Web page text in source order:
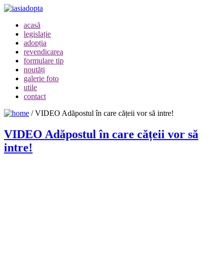
acasă
legislație
adopția
revendicarea
formulare tip
noutăți
galerie foto
utile
contact
/VIDEO Adăpostul în care cățeii vor să intre!
VIDEO Adăpostul în care cățeii vor să
intre!